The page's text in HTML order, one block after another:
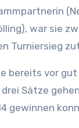
war sie
Turniersieg
bereits vor
Sätze
gewinnen